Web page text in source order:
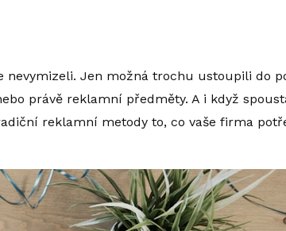
nevymizeli. Jen možná trochu ustoupili do
právě reklamní předměty. A i když
reklamní metody to, co vaše firma